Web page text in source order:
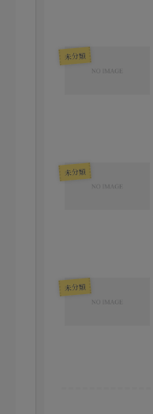
未分類
未分類
未分類